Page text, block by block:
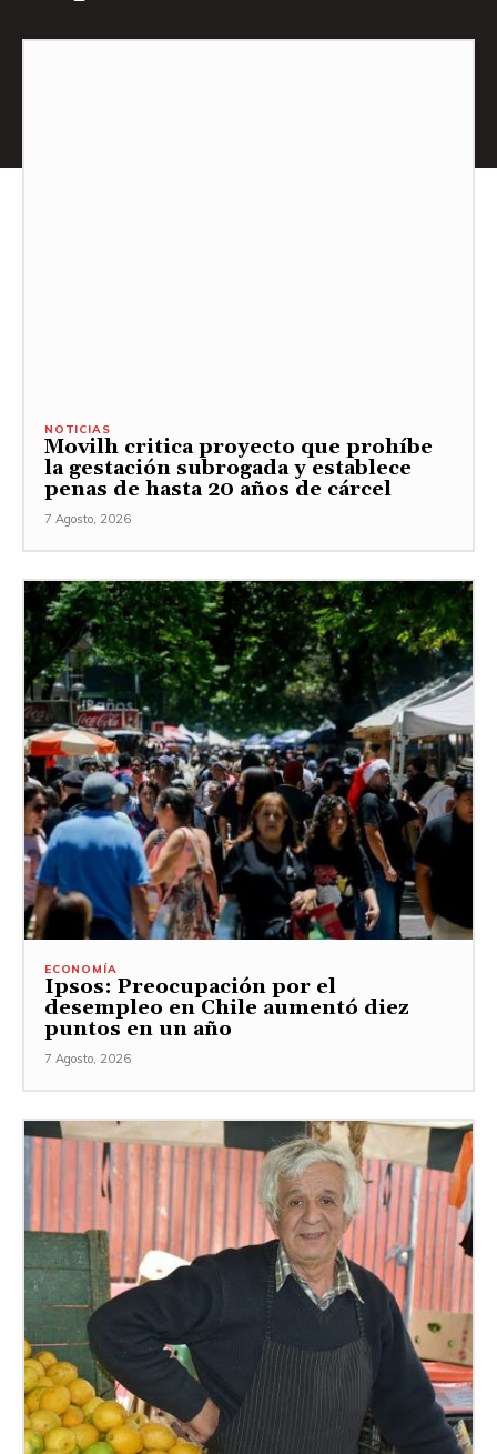
NOTICIAS
Movilh critica proyecto que prohíbe
la gestación subrogada y establece
penas de hasta 20 años de cárcel
7 Agosto, 2026
ECONOMÍA
Ipsos: Preocupación por el
desempleo en Chile aumentó diez
puntos en un año
7 Agosto, 2026